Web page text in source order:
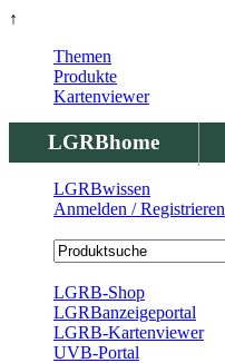
↑
LGRBhome
Themen
Produkte
Kartenviewer
LGRBwissen
Anmelden / Registrieren
LGRB-Shop
LGRBanzeigeportal
LGRB-Kartenviewer
UVB-Portal